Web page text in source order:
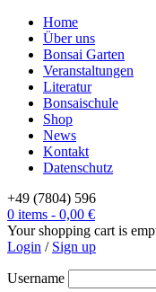
Home
Über uns
Bonsai Garten
Veranstaltungen
Literatur
Bonsaischule
Shop
News
Kontakt
Datenschutz
+49 (7804) 596
0 items - 0,00 €
Your shopping cart is
Login / Sign up
Username